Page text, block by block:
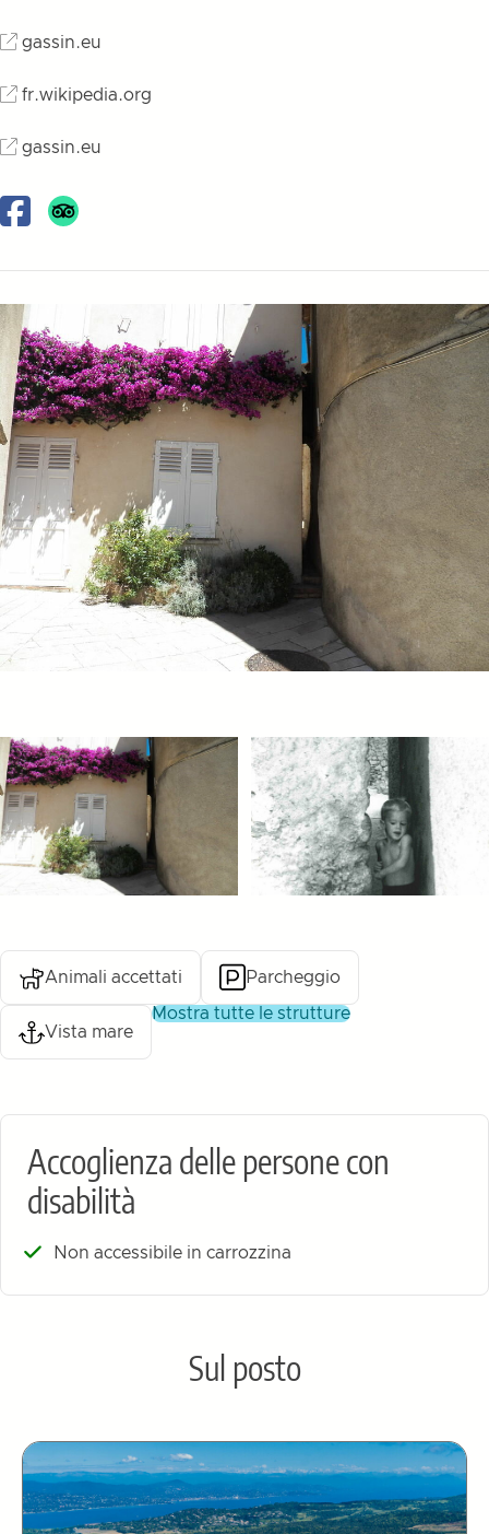
Animali accettati Parcheggio
Vista mare
mostra tutte le strutture
Accoglienza delle persone con
disabilità
Non accessibile in carrozzina
gassin.eu
fr.wikipedia.org
gassin.eu
Facebook
Sul posto